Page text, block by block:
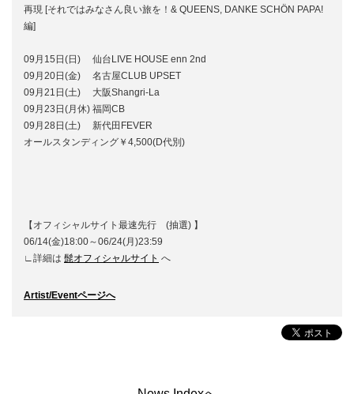
再現 [それではみなさん良い旅を！& QUEENS, DANKE SCHÖN PAPA!
編]
09月15日(日) 仙台LIVE HOUSE enn 2nd
09月20日(金) 名古屋CLUB UPSET
09月21日(土) 大阪Shangri-La
09月23日(月休) 福岡CB
09月28日(土) 新代田FEVER
オールスタンディング￥4,500(D代別)
【オフィシャルサイト最速先行 (抽選) 】
06/14(金)18:00～06/24(月)23:59
∟詳細は 髭オフィシャルサイト へ
Artist/Eventページへ